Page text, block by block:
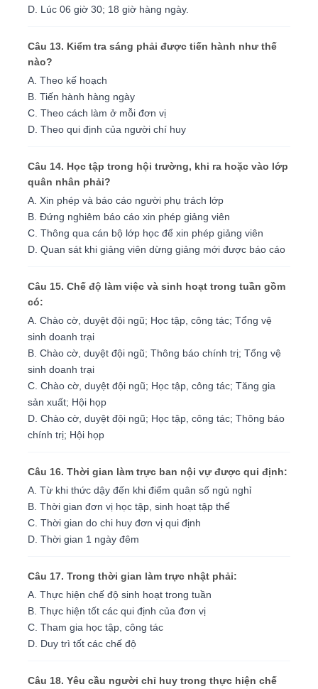
D. Lúc 06 giờ 30; 18 giờ hàng ngày.
Câu 13. Kiểm tra sáng phải được tiến hành như thế
nào?
A. Theo kế hoạch
B. Tiến hành hàng ngày
C. Theo cách làm ở mỗi đơn vị
D. Theo qui định của người chí huy
Câu 14. Học tập trong hội trường, khi ra hoặc vào lớp
quân nhân phải?
A. Xin phép và báo cáo người phụ trách lớp
B. Ðứng nghiêm báo cáo xin phép giảng viên
C. Thông qua cán bộ lớp học để xin phép giảng viên
D. Quan sát khi giảng viên dừng giảng mới được báo cáo
Câu 15. Chế độ làm việc và sinh hoạt trong tuần gồm
có:
A. Chào cờ, duyệt đội ngũ; Học tập, công tác; Tổng vệ
sinh doanh trại
B. Chào cờ, duyệt đội ngũ; Thông báo chính trị; Tổng vệ
sinh doanh trại
C. Chào cờ, duyệt đội ngũ; Học tập, công tác; Tăng gia
sản xuất; Hội họp
D. Chào cờ, duyệt đội ngũ; Học tập, công tác; Thông báo
chính trị; Hội họp
Câu 16. Thời gian làm trực ban nội vự được qui định:
A. Từ khi thức dậy đến khi điểm quân số ngủ nghỉ
B. Thời gian đơn vị học tập, sinh hoạt tập thể
C. Thời gian do chi huy đơn vị qui định
D. Thời gian 1 ngày đêm
Câu 17. Trong thời gian làm trực nhật phải:
A. Thực hiện chế độ sinh hoạt trong tuần
B. Thực hiện tốt các qui định của đơn vị
C. Tham gia học tập, công tác
D. Duy trì tốt các chế độ
Câu 18. Yêu cầu người chỉ huy trong thực hiện chế